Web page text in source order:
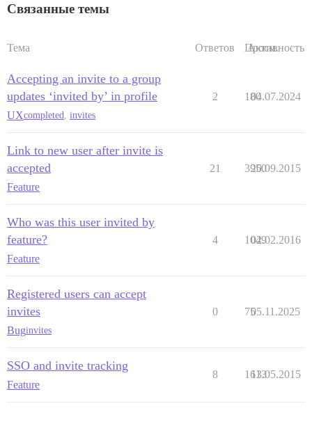
Связанные темы
Тема Ответов Просм.
Активность
Accepting an invite to a group
updates ‘invited by’ in profile
UXcompleted, invites
2 180
04.07.2024
Link to new user after invite is
accepted
Feature
21 3950
20.09.2015
Who was this user invited by
feature?
Feature
4 1049
02.02.2016
Registered users can accept
invites
Buginvites
0 7505.11.2025
SSO and invite tracking
Feature
8 1613
13.05.2015